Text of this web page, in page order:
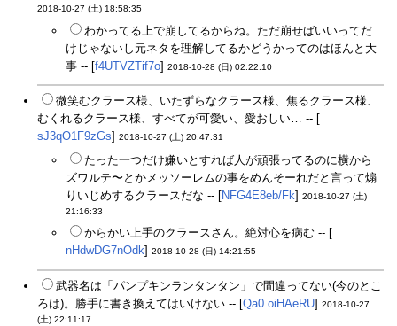
2018-10-27 (土) 18:58:35
わかってる上で崩してるからね。ただ崩せばいいってだ
けじゃないし元ネタを理解してるかどうかってのはほんと大
事 -- [f4UTVZTif7o] 2018-10-28 (日) 02:22:10
微笑むクラース様、いたずらなクラース様、焦るクラース様、
むくれるクラース様、すべてが可愛い、愛おしい… -- [
sJ3qO1F9zGs] 2018-10-27 (土) 20:47:31
たった一つだけ嫌いとすれば人が頑張ってるのに横から
ズワルテ〜とかメッソーレムの事をめんそーれだと言って煽
りいじめするクラースだな -- [NFG4E8eb/Fk] 2018-10-27 (土)
21:16:33
からかい上手のクラースさん。絶対心を病む -- [
nHdwDG7nOdk] 2018-10-28 (日) 14:21:55
武器名は「パンプキンランタンタン」で間違ってない(今のとこ
ろは)。勝手に書き換えてはいけない -- [Qa0.oiHAeRU] 2018-10-27
(土) 22:11:17